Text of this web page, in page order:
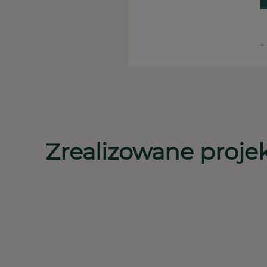
-
Zrealizowane